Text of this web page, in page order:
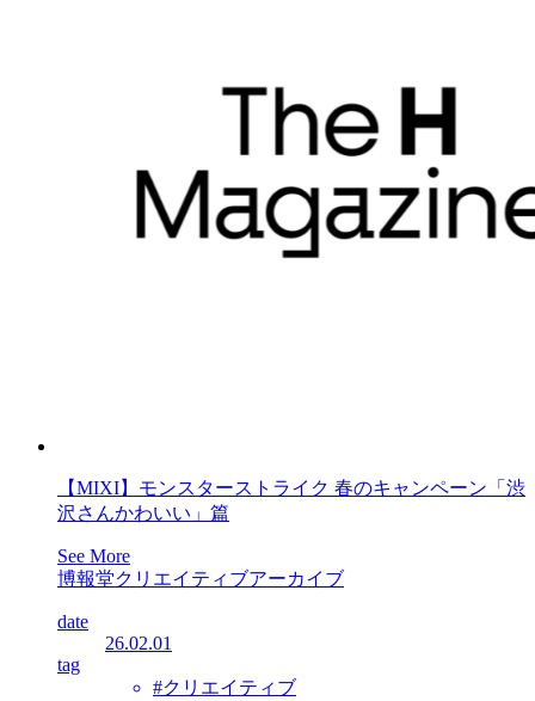
【MIXI】モンスターストライク 春のキャンペーン「渋
沢さんかわいい」篇
See More
博報堂クリエイティブアーカイブ
date
26.02.01
tag
#クリエイティブ